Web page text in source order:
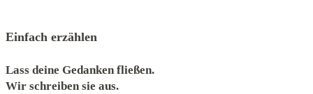
Einfach erzählen
Lass deine Gedanken fließen.
Wir schreiben sie aus.